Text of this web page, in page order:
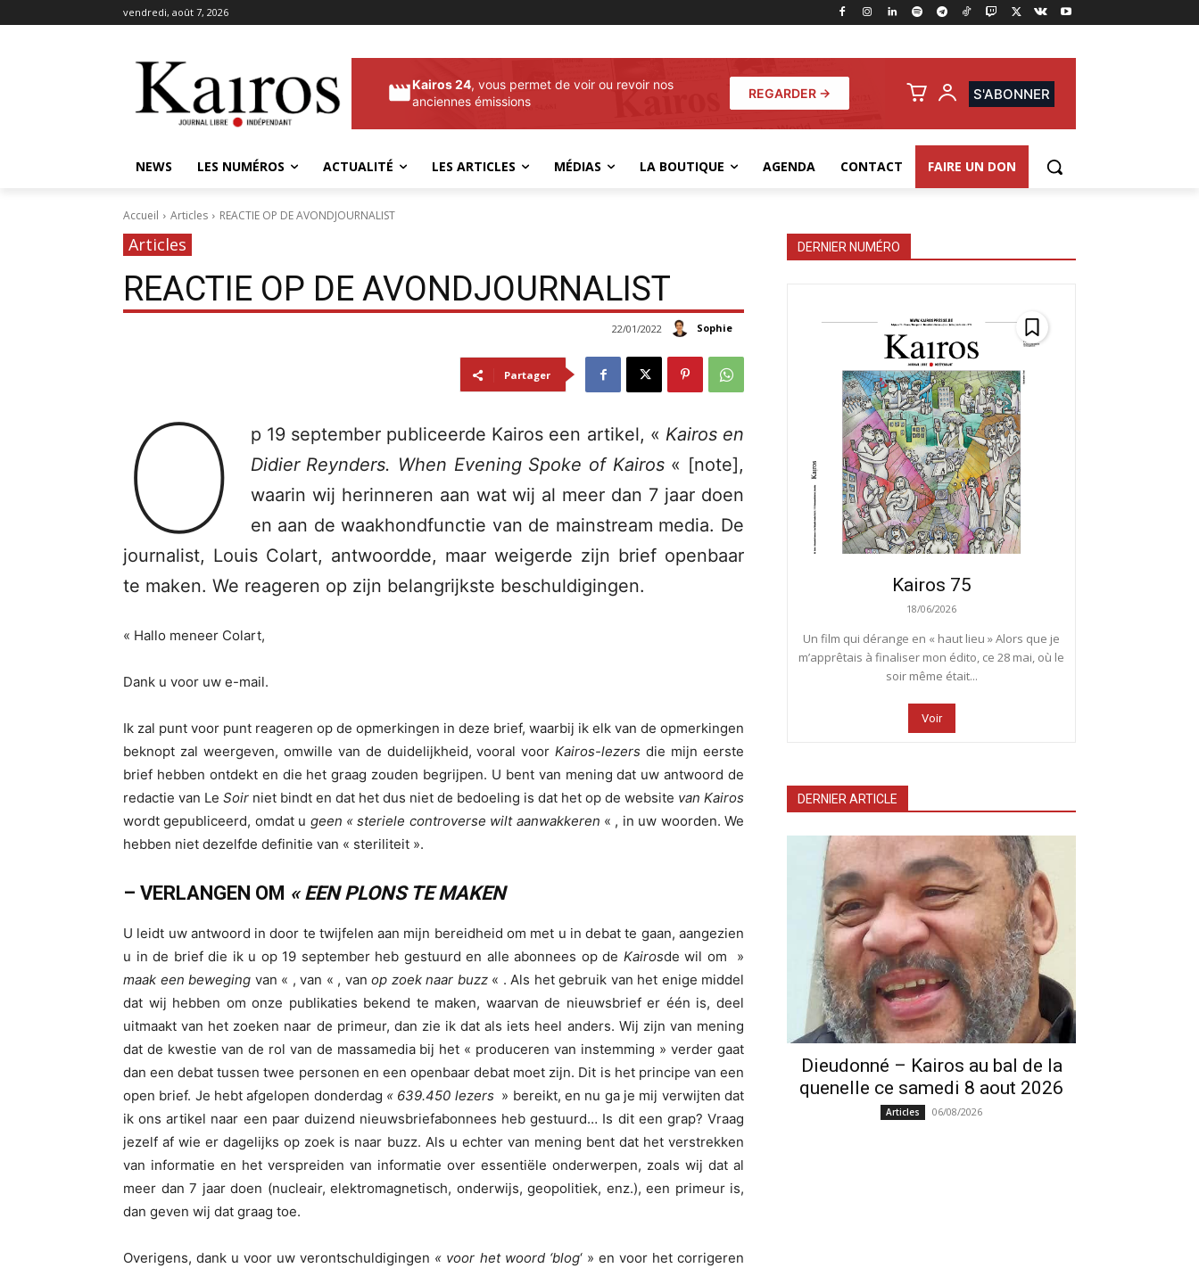
vendredi, août 7, 2026
Kairos 24, vous permet de voir ou revoir nos
anciennes émissions
REGARDER → S'ABONNER
NEWS LES NUMÉROS ACTUALITÉ LES ARTICLES MÉDIAS LA BOUTIQUE AGENDA CONTACT FAIRE UN DON
Accueil Articles REACTIE OP DE AVONDJOURNALIST
Articles
REACTIE OP DE AVONDJOURNALIST
Sophie
22/01/2022
Partager
O p 19 september publiceerde Kairos een artikel, « Kairos en
Didier Reynders. When Evening Spoke of Kairos « [note],
waarin wij herinneren aan wat wij al meer dan 7 jaar doen
en aan de waakhondfunctie van de mainstream media. De
journalist, Louis Colart, antwoordde, maar weigerde zijn brief openbaar
te maken. We reageren op zijn belangrijkste beschuldigingen.
« Hallo meneer Colart,
Dank u voor uw e-mail.
Ik zal punt voor punt reageren op de opmerkingen in deze brief, waarbij ik elk van de opmerkingen
beknopt zal weergeven, omwille van de duidelijkheid, vooral voorKairos-lezers die mijn eerste
brief hebben ontdekt en die het graag zouden begrijpen. U bent van mening dat uw antwoord de
redactie van Le Soir niet bindt en dat het dus niet de bedoeling is dat het op de website van Kairos
wordt gepubliceerd, omdat u geen « steriele controverse wilt aanwakkeren « , in uw woorden. We
hebben niet dezelfde definitie van « steriliteit ».
– VERLANGEN OM « EEN PLONS TE MAKEN
U leidt uw antwoord in door te twijfelen aan mijn bereidheid om met u in debat te gaan, aangezien
u in de brief die ik u op 19 september heb gestuurd en alle abonnees op de Kairosde wil om »
maak een beweging van « , van « , van op zoek naar buzz« . Als het gebruik van het enige middel
dat wij hebben om onze publikaties bekend te maken, waarvan de nieuwsbrief er één is, deel
uitmaakt van het zoeken naar de primeur, dan zie ik dat als iets heel anders. Wij zijn van mening
dat de kwestie van de rol van de massamedia bij het « produceren van instemming » verder gaat
dan een debat tussen twee personen en een openbaar debat moet zijn. Dit is het principe van een
open brief. Je hebt afgelopen donderdag « 639.450 lezers » bereikt, en nu ga je mij verwijten dat
ik ons artikel naar een paar duizend nieuwsbriefabonnees heb gestuurd… Is dit een grap? Vraag
jezelf af wie er dagelijks op zoek is naar buzz. Als u echter van mening bent dat het verstrekken
van informatie en het verspreiden van informatie over essentiële onderwerpen, zoals wij dat al
meer dan 7 jaar doen (nucleair, elektromagnetisch, onderwijs, geopolitiek, enz.), een primeur is,
dan geven wij dat graag toe.
Overigens, dank u voor uw verontschuldigingen « voor het woord ‘blog‘ » en voor het corrigeren
DERNIER NUMÉRO
Kairos 75
18/06/2026
Un film qui dérange en « haut lieu » Alors que je
m’apprêtais à finaliser mon édito, ce 28 mai, où le
soir même était...
Voir
DERNIER ARTICLE
Dieudonné – Kairos au bal de la
quenelle ce samedi 8 aout 2026
Articles 06/08/2026